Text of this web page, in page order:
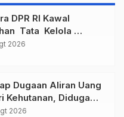
DPR RI Kawal
Tata Kelola
Asabri
2026
Dugaan Aliran Uang
Kehutanan, Diduga
Kawasan Hutan
2026